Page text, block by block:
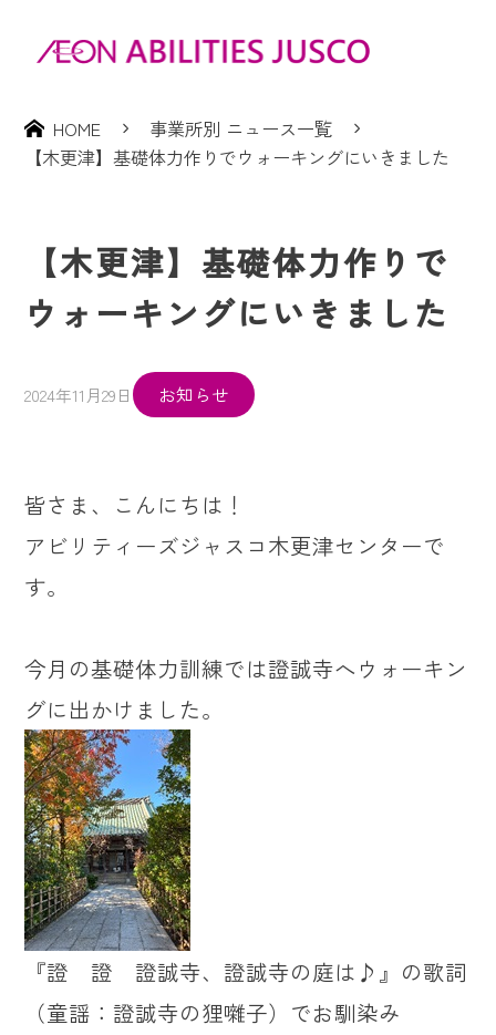
HOME
事業所別 ニュース一覧
【木更津】基礎体力作りでウォーキングにいきました
【木更津】基礎体力作りで
ウォーキングにいきました
2024年11月29日 お知らせ
皆さま、こんにちは！
アビリティーズジャスコ木更津センターで
す。
今月の基礎体力訓練では證誠寺へウォーキン
グに出かけました。
『證 證 證誠寺、證誠寺の庭は♪』の歌詞
（童謡：證誠寺の狸囃子）でお馴染み